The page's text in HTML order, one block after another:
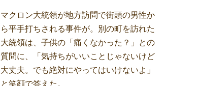
マクロン大統領が地方訪問で街頭の男性か
ら平手打ちされる事件が。別の町を訪れた
大統領は、子供の「痛くなかった？」との
質問に、「気持ちがいいことじゃないけど
大丈夫。でも絶対にやってはいけないよ」
と笑顔で答えた。